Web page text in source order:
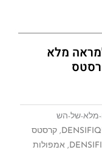
מלא
מלא-של-הש
, קרסטס
, אמפולות